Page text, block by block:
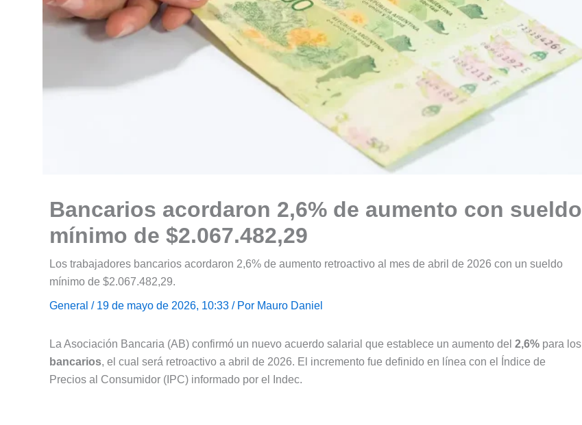
Bancarios acordaron 2,6% de aumento con sueldo
mínimo de $2.067.482,29
Los trabajadores bancarios acordaron 2,6% de aumento retroactivo al mes de abril de 2026 con un sueldo
mínimo de $2.067.482,29.
General / 19 de mayo de 2026, 10:33 / Por Mauro Daniel
La Asociación Bancaria (AB) confirmó un nuevo acuerdo salarial que establece un aumento del 2,6% para los
bancarios, el cual será retroactivo a abril de 2026. El incremento fue definido en línea con el Índice de
Precios al Consumidor (IPC) informado por el Indec.